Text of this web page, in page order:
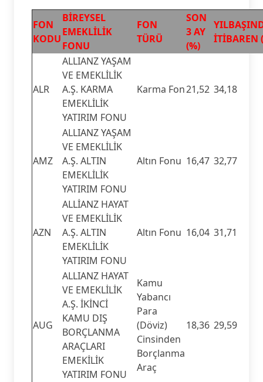
FON
KODU
BİREYSEL
EMEKLİLİK
FONU
FON
TÜRÜ
SON
3 AY
(%)
İTİBAREN
ALR
ALLIANZ YAŞAM
VE EMEKLİLİK
A.Ş. KARMA
EMEKLİLİK
YATIRIM FONU
Karma Fon21,52 34,18
AMZ
ALLIANZ YAŞAM
VE EMEKLİLİK
A.Ş. ALTIN
EMEKLİLİK
YATIRIM FONU
Altın Fonu 16,47 32,77
AZN
ALLİANZ HAYAT
VE EMEKLİLİK
A.Ş. ALTIN
EMEKLİLİK
YATIRIM FONU
Altın Fonu 16,04 31,71
AUG
ALLIANZ HAYAT
VE EMEKLİLİK
A.Ş. İKİNCİ
KAMU DIŞ
BORÇLANMA
ARAÇLARI
EMEKİLİK
YATIRIM FONU
Kamu
Yabancı
Para
(Döviz)
Cinsinden
Borçlanma
Araç
18,36 29,59